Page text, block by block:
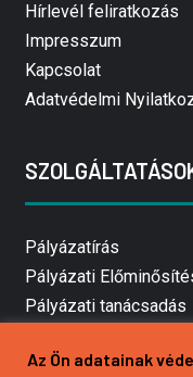
Hírlevél feliratkozás
Impresszum
Kapcsolat
Adatvédelmi
Pályázatírás
Pályázati
Pályázati tanácsadás
Mezőgazdasági
Az Ön adatainak